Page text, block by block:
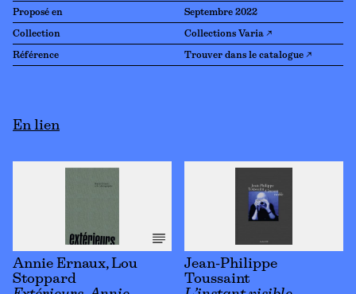
Proposé en Septembre 2022
Collection Collections Varia ↗
Référence Trouver dans le catalogue ↗
En lien
Annie Ernaux, Lou
Stoppard
Jean-Philippe
Toussaint